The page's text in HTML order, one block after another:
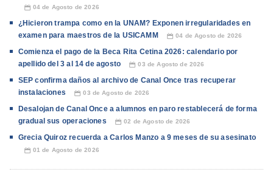
📅 04 de Agosto de 2026
¿Hicieron trampa como en la UNAM? Exponen irregularidades en
examen para maestros de la USICAMM
📅 04 de Agosto de 2026
Comienza el pago de la Beca Rita Cetina 2026: calendario por
apellido del 3 al 14 de agosto
📅 03 de Agosto de 2026
SEP confirma daños al archivo de Canal Once tras recuperar
instalaciones
📅 03 de Agosto de 2026
Desalojan de Canal Once a alumnos en paro restablecerá de forma
gradual sus operaciones
📅 02 de Agosto de 2026
Grecia Quiroz recuerda a Carlos Manzo a 9 meses de su asesinato
📅 01 de Agosto de 2026